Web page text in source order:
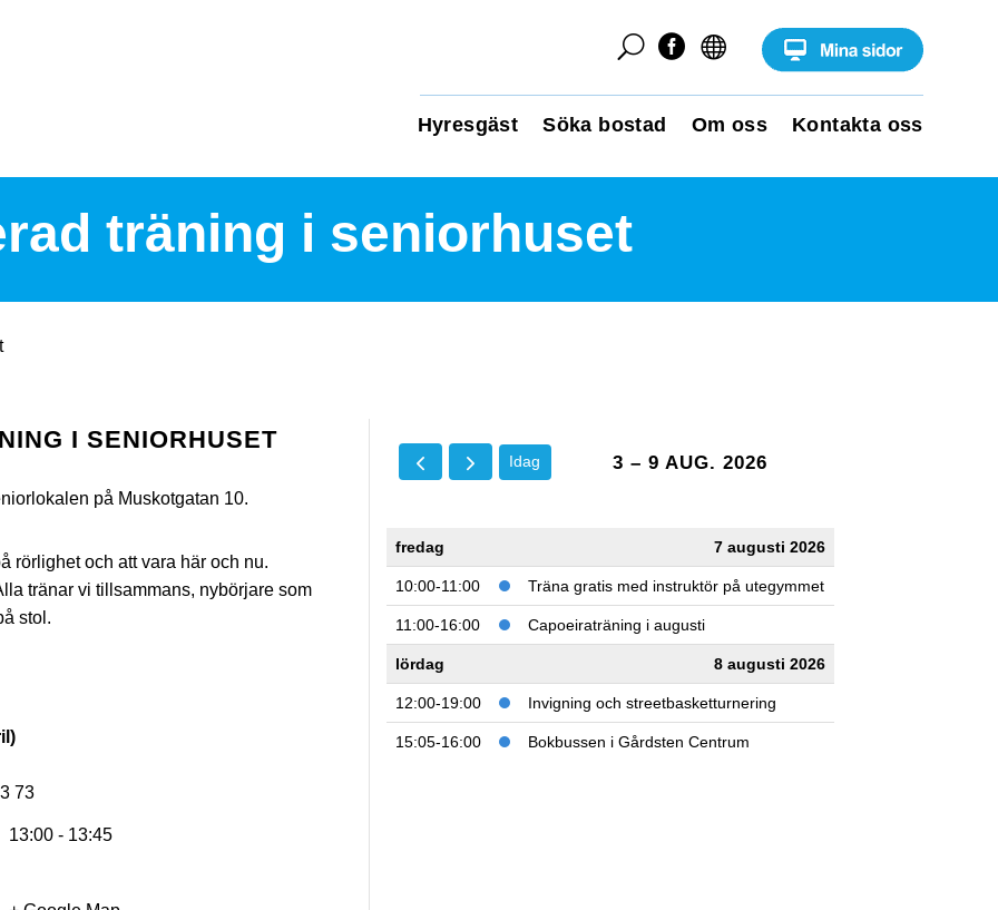


U
Hyresgäst Söka bostad Om oss Kontakta oss
träning i seniorhuset
I SENIORHUSET
på Muskotgatan 10.
rörlighet och att vara här och nu.
tränar vi tillsammans, nybörjare som
stol.
73
13:00 - 13:45
Idag 3 – 9 AUG. 2026
fredag 7 augusti 2026
10:00-11:00 Träna gratis med instruktör på utegymmet
11:00-16:00 Capoeiraträning i augusti
lördag 8 augusti 2026
12:00-19:00 Invigning och streetbasketturnering
15:05-16:00 Bokbussen i Gårdsten Centrum